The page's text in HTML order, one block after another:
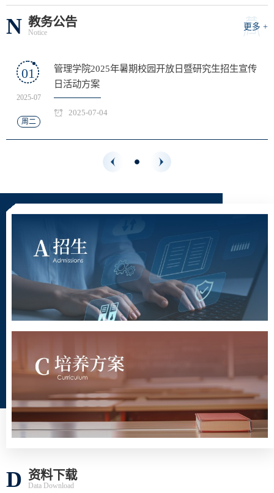
N 教务公告
Notice
更多 +
校园开放日暨研究生招生宣传 01
管理学院2025年暑期
D 资料下载
Data Download